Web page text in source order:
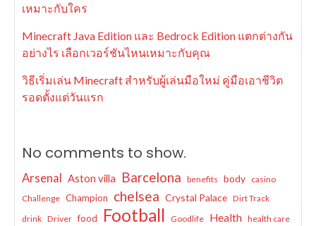
เหมาะกับใคร
Minecraft Java Edition และ Bedrock Edition แตกต่างกัน
อย่างไร เลือกเวอร์ชันไหนเหมาะกับคุณ
วิธีเริ่มเล่น Minecraft สำหรับผู้เล่นมือใหม่ คู่มือเอาชีวิต
รอดตั้งแต่วันแรก
No comments to show.
Arsenal Aston villa Barcelona benefits body casino
Challenge Champion chelsea Crystal Palace Dirt Track
drink Driver food Football Goodlife Health health care